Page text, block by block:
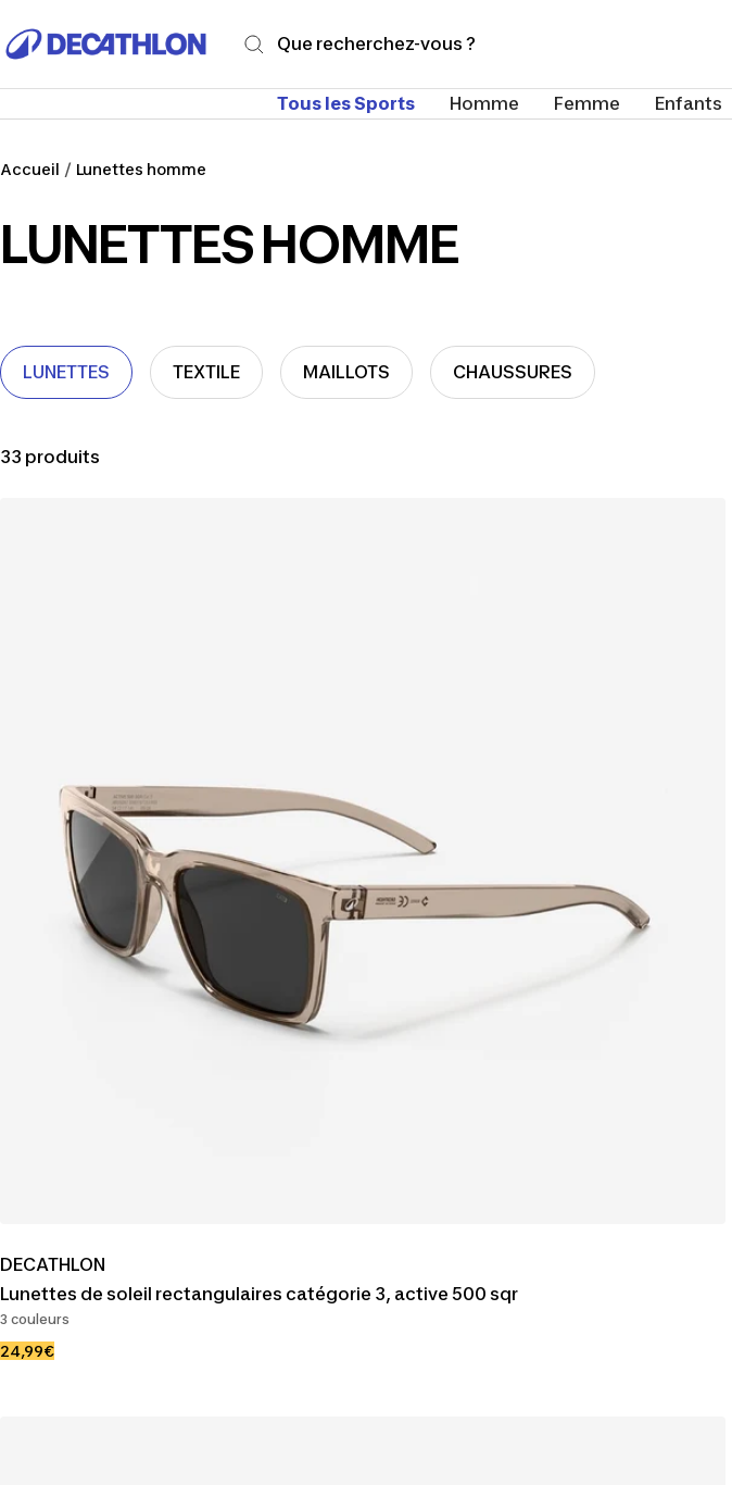
au
Decathlon
Martinique
Tous les Sports Homme Femme Enfants
Accueil Lunettes homme
LUNETTES HOMME
LUNETTES TEXTILE MAILLOTS CHAUSSURES
33 produits
DECATHLON
Lunettes de soleil rectangulaires catégorie 3, active 500 sqr
3 couleurs
Prix
24,99€